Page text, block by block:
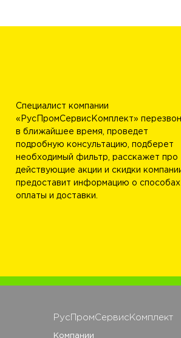
Специалист компании
«РусПромСервисКомплект»
в ближайшее время, проведет
подробную консультацию, подберет
необходимый фильтр, расскажет про
действующие акции и скидки
предоставит информацию о способах
оплаты и доставки.
РусПромСервисКомплект
Компании